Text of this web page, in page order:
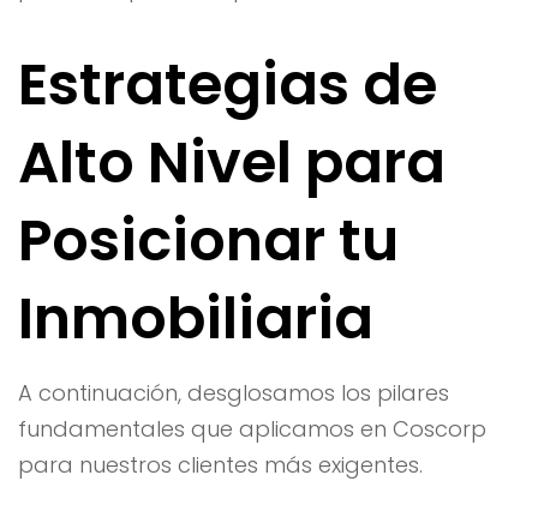
Estrategias de
Alto Nivel para
Posicionar tu
Inmobiliaria
A continuación, desglosamos los pilares
fundamentales que aplicamos en Coscorp
para nuestros clientes más exigentes.